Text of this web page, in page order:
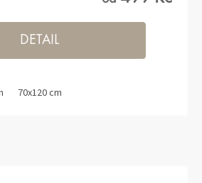
DETAIL
70x120 cm